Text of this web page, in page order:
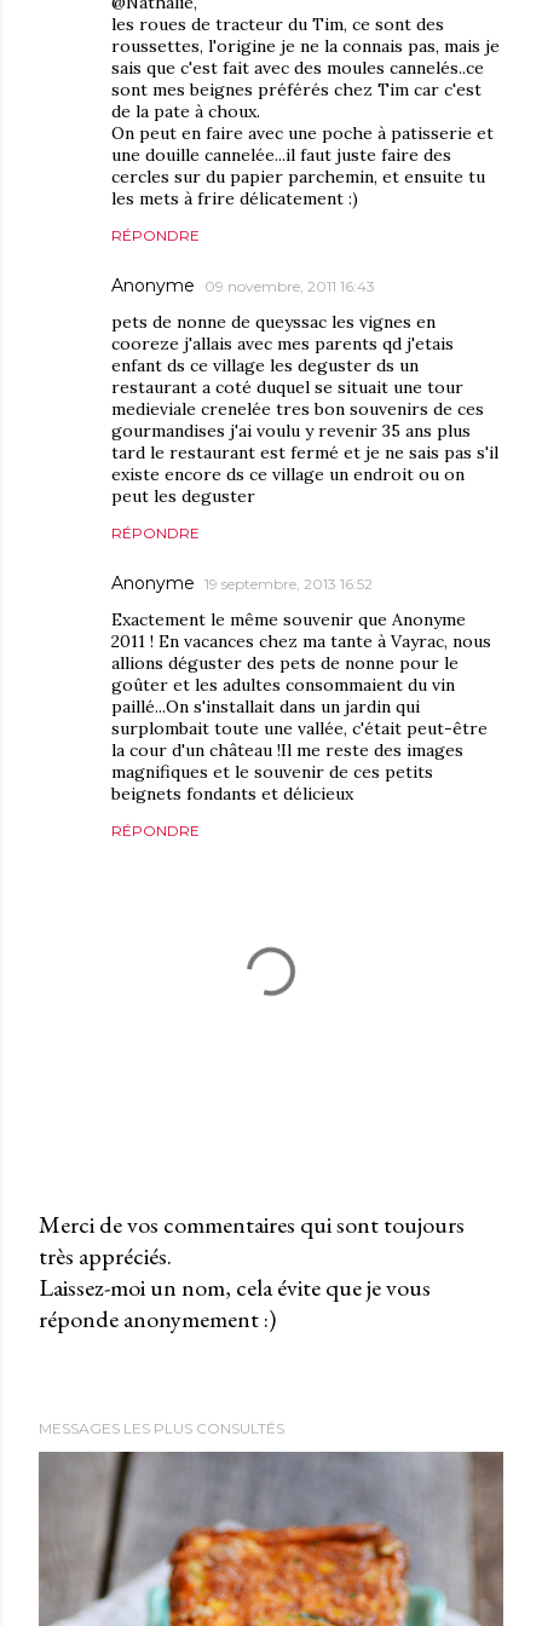
les roues de tracteur du Tim, ce sont des
roussettes, l'origine je ne la connais pas, mais je
sais que c'est fait avec des moules cannelés..ce
sont mes beignes préférés chez Tim car c'est
de la pate à choux.
On peut en faire avec une poche à patisserie et
une douille cannelée...il faut juste faire des
cercles sur du papier parchemin, et ensuite tu
les mets à frire délicatement :)
RÉPONDRE
Anonyme 09 novembre, 2011 16:43
pets de nonne de queyssac les vignes en
cooreze j'allais avec mes parents qd j'etais
enfant ds ce village les deguster ds un
restaurant a coté duquel se situait une tour
medieviale crenelée tres bon souvenirs de ces
gourmandises j'ai voulu y revenir 35 ans plus
tard le restaurant est fermé et je ne sais pas s'il
existe encore ds ce village un endroit ou on
peut les deguster
RÉPONDRE
Anonyme 19 septembre, 2013 16:52
Exactement le même souvenir que Anonyme
2011 ! En vacances chez ma tante à Vayrac, nous
allions déguster des pets de nonne pour le
goûter et les adultes consommaient du vin
paillé...On s'installait dans un jardin qui
surplombait toute une vallée, c'était peut-être
la cour d'un château !Il me reste des images
magnifiques et le souvenir de ces petits
beignets fondants et délicieux
RÉPONDRE
P
u
b
r
c
o
Merci de vos commentaires qui sont toujours
très appréciés.
Laissez-moi un nom, cela évite que je vous
réponde anonymement :)
MESSAGES LES PLUS CONSULTÉS